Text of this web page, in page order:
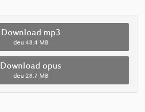
Download mp3
deu 48.4 MB
Download opus
deu 28.7 MB